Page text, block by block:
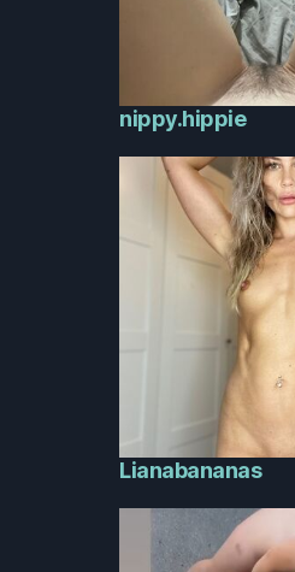
nippy.hippie
Lianabananas